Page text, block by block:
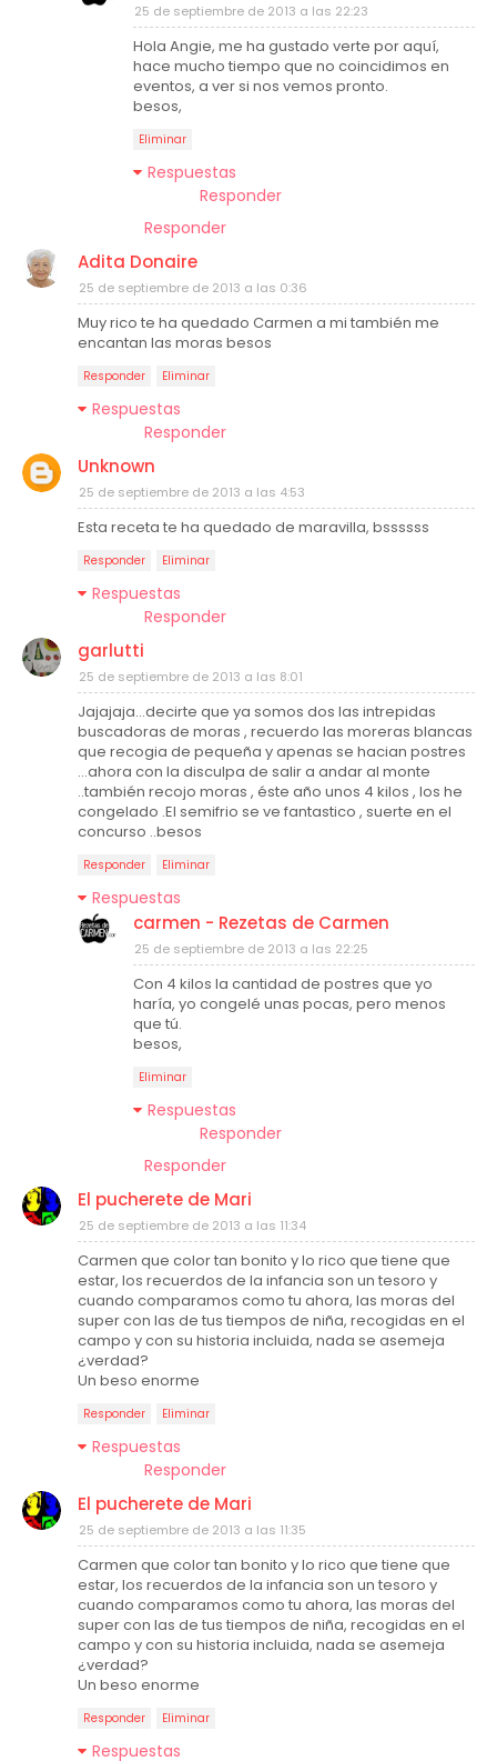
25 de septiembre de 2013 a las 22:23
Hola Angie, me ha gustado verte por aquí,
hace mucho tiempo que no coincidimos en
eventos, a ver si nos vemos pronto.
besos,
Eliminar
Respuestas
Responder
Responder
Adita Donaire
25 de septiembre de 2013 a las 0:36
Muy rico te ha quedado Carmen a mi también me
encantan las moras besos
Responder Eliminar
Respuestas
Responder
Unknown
25 de septiembre de 2013 a las 4:53
Esta receta te ha quedado de maravilla, bssssss
Responder Eliminar
Respuestas
Responder
garlutti
25 de septiembre de 2013 a las 8:01
Jajajaja...decirte que ya somos dos las intrepidas
buscadoras de moras , recuerdo las moreras blancas
que recogia de pequeña y apenas se hacian postres
...ahora con la disculpa de salir a andar al monte
..también recojo moras , éste año unos 4 kilos , los he
congelado .El semifrio se ve fantastico , suerte en el
concurso ..besos
Responder Eliminar
Respuestas
carmen - Rezetas de Carmen
25 de septiembre de 2013 a las 22:25
Con 4 kilos la cantidad de postres que yo
haría, yo congelé unas pocas, pero menos
que tú.
besos,
Eliminar
Respuestas
Responder
Responder
El pucherete de Mari
25 de septiembre de 2013 a las 11:34
Carmen que color tan bonito y lo rico que tiene que
estar, los recuerdos de la infancia son un tesoro y
cuando comparamos como tu ahora, las moras del
super con las de tus tiempos de niña, recogidas en el
campo y con su historia incluida, nada se asemeja
¿verdad?
Un beso enorme
Responder Eliminar
Respuestas
Responder
El pucherete de Mari
25 de septiembre de 2013 a las 11:35
Carmen que color tan bonito y lo rico que tiene que
estar, los recuerdos de la infancia son un tesoro y
cuando comparamos como tu ahora, las moras del
super con las de tus tiempos de niña, recogidas en el
campo y con su historia incluida, nada se asemeja
¿verdad?
Un beso enorme
Responder Eliminar
Respuestas